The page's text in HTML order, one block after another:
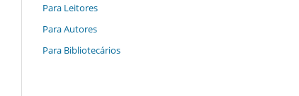
Para Leitores
Para Autores
Para Bibliotecários